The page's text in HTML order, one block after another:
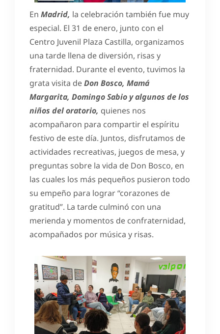
En Madrid, la celebración también fue muy
especial. El 31 de enero, junto con el
Centro Juvenil Plaza Castilla, organizamos
una tarde llena de diversión, risas y
fraternidad. Durante el evento, tuvimos la
grata visita deDon Bosco, Mamá
Margarita, Domingo Sabio y algunos de los
niños del oratorio, quienes nos
acompañaron para compartir el espíritu
festivo de este día. Juntos, disfrutamos de
actividades recreativas, juegos de mesa, y
preguntas sobre la vida de Don Bosco, en
las cuales los más pequeños pusieron todo
su empeño para lograr “corazones de
gratitud”. La tarde culminó con una
merienda y momentos de confraternidad,
acompañados por música y risas.